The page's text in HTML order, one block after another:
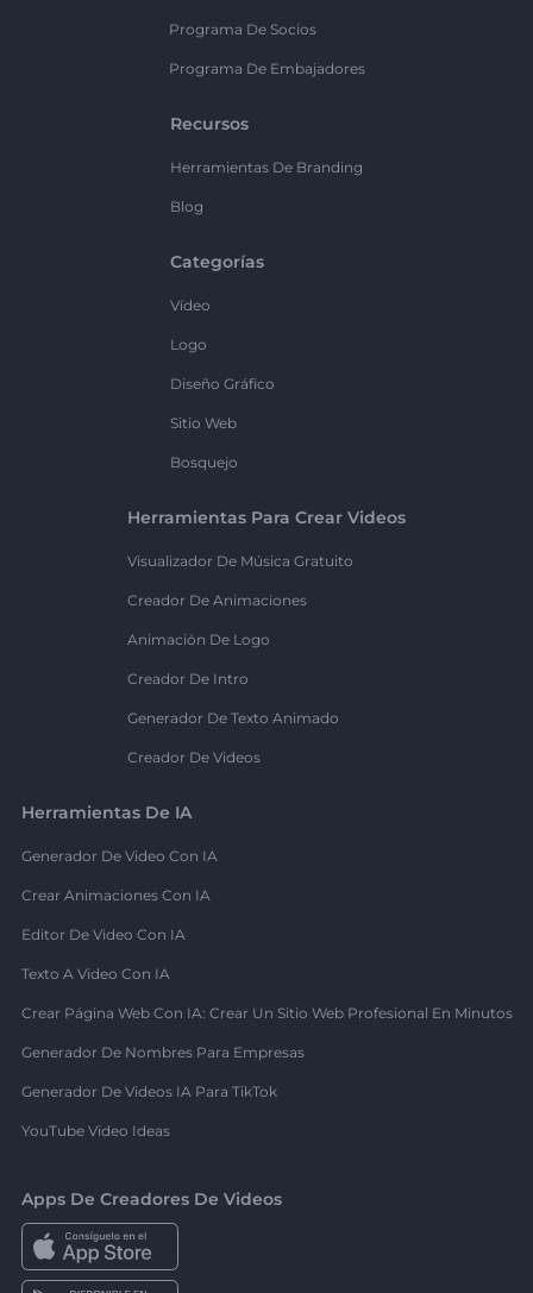
Programa De Socios
Programa De Embajadores
Recursos
Herramientas De Branding
Blog
Categorías
Vídeo
Logo
Diseño Gráfico
Sitio Web
Bosquejo
Herramientas Para Crear Videos
Visualizador De Música Gratuito
Creador De Animaciones
Animación De Logo
Creador De Intro
Generador De Texto Animado
Creador De Videos
Herramientas De IA
Generador De Video Con IA
Crear Animaciones Con IA
Editor De Video Con IA
Texto A Video Con IA
Crear Página Web Con IA: Crear Un Sitio Web Profesional En Minutos
Generador De Nombres Para Empresas
Generador De Videos IA Para TikTok
YouTube Video Ideas
Apps De Creadores De Videos